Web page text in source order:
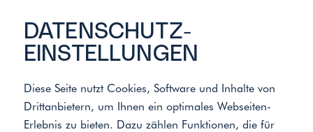
DATENSCHUTZ­
EINSTELLUNGEN
Diese Seite nutzt Cookies, Software und Inhalte von
Drittanbietern, um Ihnen ein optimales Webseiten-
Erlebnis zu bieten. Dazu zählen Funktionen, die für
Meister der Elemente